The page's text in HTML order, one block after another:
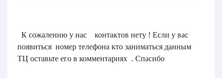
К сожалению у нас контактов нету ! Если у вас
появиться номер телефона кто заниматься данным
ТЦ оставьте его в комментариях . Спасибо